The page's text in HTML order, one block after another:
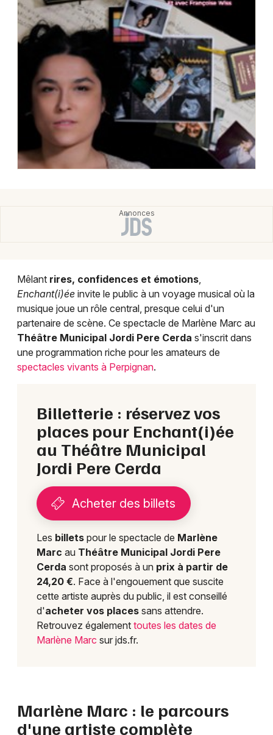
Mon email
Je m'abonne
Mêlant rires, confidences et émotions,
Enchant(i)ée invite le public à un voyage musical où la
musique joue un rôle central, presque celui d'un
partenaire de scène. Ce spectacle de Marlène Marc au
Théâtre Municipal Jordi Pere Cerda s'inscrit dans
une programmation riche pour les amateurs de
spectacles vivants à Perpignan.
Billetterie : réservez vos
places pour Enchant(i)ée
au Théâtre Municipal
Jordi Pere Cerda
Acheter des billets
Les billets pour le spectacle de Marlène
Marc au Théâtre Municipal Jordi Pere
Cerda sont proposés à un prix à partir de
24,20 €. Face à l'engouement que suscite
cette artiste auprès du public, il est conseillé
d'acheter vos places sans attendre.
Retrouvez également toutes les dates de
Marlène Marc sur jds.fr.
Marlène Marc : le parcours
d'une artiste complète